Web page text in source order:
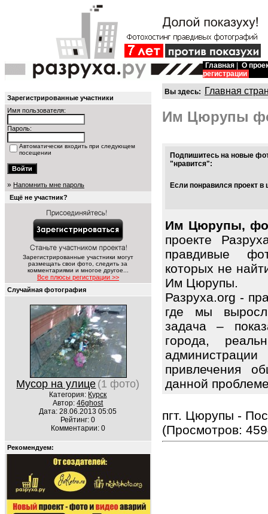
Главная
О
регистрации
Зарегистрированные участники
Имя пользователя:
Пароль:
Автоматически входить при следующем
посещении
» Напомнить мне пароль
Ещё не участник?
Зарегистрированные участники могут
размещать свои фото, следить за
комментариями и многое другое...
Все плюсы регистрации >>
Случайная фотография
Мусор на улице (1 фото)
Категория: Курск
Автор:46ghost
Дата: 28.06.2013 05:05
Рейтинг: 0
Комментарии: 0
Рекомендуем:
Вы здесь: Главная
Им Цюрупы
Подпишитесь на новые
"нравится":
Если понравился проект
Им Цюрупы,
проекте
правдивые
которых не
Им Цюрупы.
Разруха.org -
где мы
задача –
города,
привлечения
данной
пгт. Цюрупы -
(Просмотров: